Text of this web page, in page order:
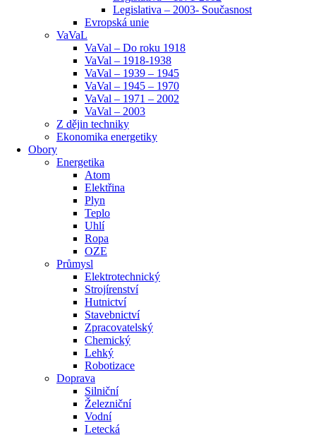
Legislativa – 2003- Současnost
Evropská unie
VaVaL
VaVal – Do roku 1918
VaVal – 1918-1938
VaVal – 1939 – 1945
VaVal – 1945 – 1970
VaVal – 1971 – 2002
VaVal – 2003
Z dějin techniky
Ekonomika energetiky
Obory
Energetika
Atom
Elektřina
Plyn
Teplo
Uhlí
Ropa
OZE
Průmysl
Elektrotechnický
Strojírenství
Hutnictví
Stavebnictví
Zpracovatelský
Chemický
Lehký
Robotizace
Doprava
Silniční
Železniční
Vodní
Letecká